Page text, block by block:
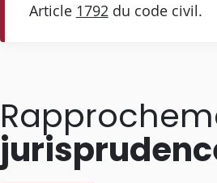
Article 1792du code civil.